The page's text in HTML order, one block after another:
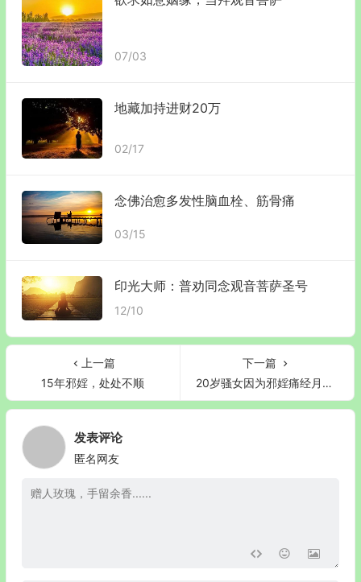
07/03
地藏加持进财20万
02/17
念佛治愈多发性脑血栓、筋骨痛
03/15
印光大师：普劝同念观音菩萨圣号
12/10
上一篇
15年邪婬，处处不顺
下一篇
20岁骚女因为邪婬痛经月经不调脱发
发表评论
匿名网友